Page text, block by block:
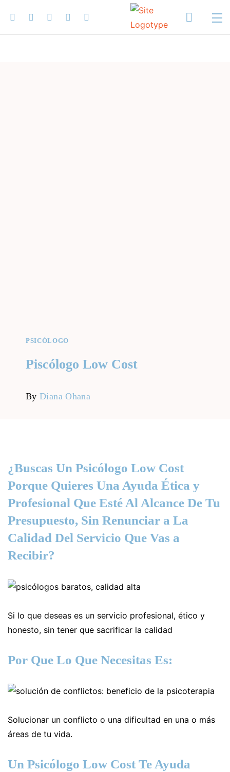
PSICÓLOGO
Piscólogo Low Cost
ByDiana Ohana
¿Buscas Un Psicólogo Low Cost
Porque Quieres Una Ayuda Ética y
Profesional Que Esté Al Alcance De Tu
Presupuesto, Sin Renunciar a La
Calidad Del Servicio Que Vas a
Recibir?
Si lo que deseas es un servicio profesional, ético y
honesto, sin tener que sacrificar la calidad
Por Que Lo Que Necesitas Es:
Solucionar un conflicto o una dificultad en una o más
áreas de tu vida.
Un Psicólogo Low Cost Te Ayuda